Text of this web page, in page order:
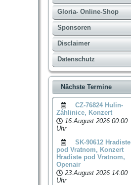
Gloria- Online-Shop
Sponsoren
Disclaimer
Datenschutz
Nächste Termine
CZ-76824 Hulin-
Záhlinice, Konzert
16.August 2026 00:00
Uhr
SK-90612 Hradiste
pod Vratnom, Konzert
Hradiste pod Vratnom,
Openair
23.August 2026 14:00
Uhr